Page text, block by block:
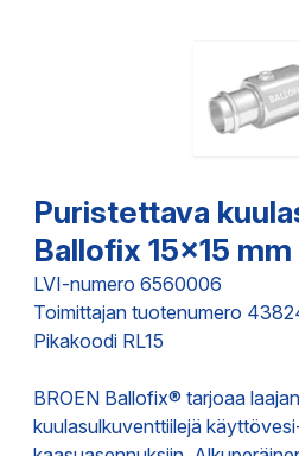
Puristettava
Ballofix 15x15 mm
LVI-numero 6560006
Toimittajan tuotenumero
Pikakoodi RL15
BROEN Ballofix® tarjoaa
kuulasulkuventtiilejä